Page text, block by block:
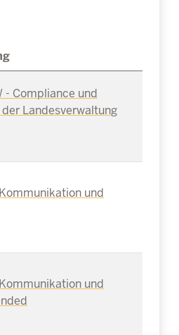
- Compliance und
Landesverwaltung
und
und